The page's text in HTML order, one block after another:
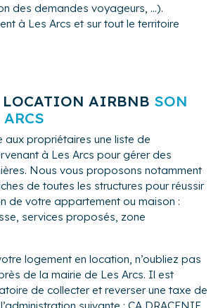
des demandes voyageurs, ...).
à Les Arcs et sur tout le territoire
LOCATION AIRBNB SON
propriétaires une liste de
à Les Arcs pour gérer des
Nous vous proposons notamment
de toutes les structures pour réussir
de votre appartement ou maison :
services proposés, zone
logement en location, n’oubliez pas
de la mairie de Les Arcs. Il est
de collecter et reverser une taxe de